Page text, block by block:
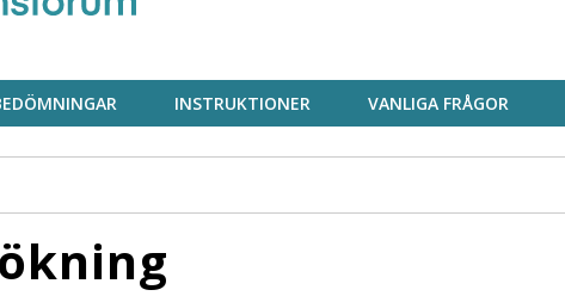
INSTRUKTIONER VANLIGA FRÅGOR